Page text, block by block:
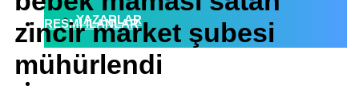
YAZARLAR
RESMI İLANLAR
zincir market şubesi
mühürlendi